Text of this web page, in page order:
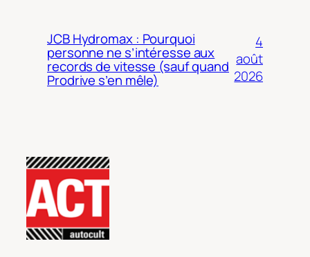
JCB Hydromax : Pourquoi
personne ne s’intéresse aux
records de vitesse (sauf quand
Prodrive s’en mêle)
4
août
2026